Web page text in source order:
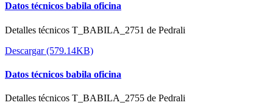
Datos técnicos babila oficina
Detalles técnicos T_BABILA_2751 de Pedrali
Descargar (579.14KB)
Datos técnicos babila oficina
Detalles técnicos T_BABILA_2755 de Pedrali